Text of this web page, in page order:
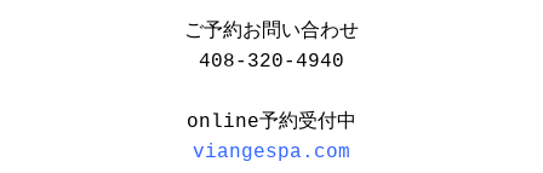
ご予約お問い合わせ
408-320-4940
online予約受付中
viangespa.com